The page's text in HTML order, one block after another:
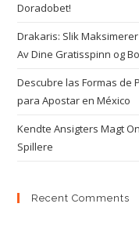
Doradobet!
Drakaris: Slik
Av Dine Gratisspinn og
Descubre las Formas de
para Apostar en México
Kendte Ansigters Magt
Spillere
Recent Comments